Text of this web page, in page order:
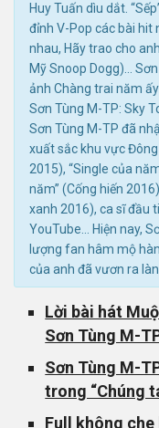
Huy Tuấn dìu dắt.
đỉnh V-Pop các bài hit
nhau, Hãy trao cho
Mỹ Snoop Dogg)…
ảnh Chàng trai năm
Sơn Tùng M-TP: Sky
Sơn Tùng M-TP đã
xuất sắc khu vực
2015), “Single của
năm” (Cống hiến
xanh 2016), ca sĩ đầu
YouTube… Hiện nay,
lượng fan hâm mộ
của anh đã vươn ra
Lời bài hát
Sơn Tùng M-
Sơn Tùng M-
trong “Chúng
Full không